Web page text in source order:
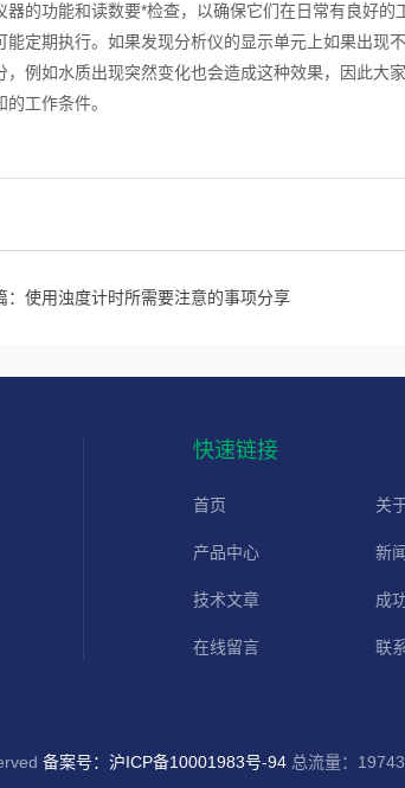
功能和读数要*检查，以确保它们在日常有良好的
能定期执行。如果发现分析仪的显示单元上如果出现
，例如水质出现突然变化也会造成这种效果，因此大
的工作条件。
： 使用浊度计时所需要注意的事项分享
快速链接
首页 关
产品中心 新
技术文章 成
在线留言 联
备案号：沪ICP备10001983号-94 总流量：